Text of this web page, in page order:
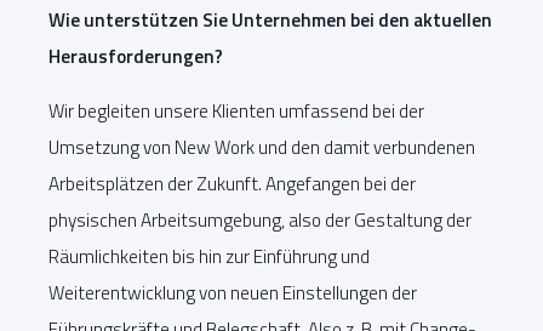
Wie unterstützen Sie Unternehmen bei den aktuellen
Herausforderungen?
Wir begleiten unsere Klienten umfassend bei der
Umsetzung von New Work und den damit verbundenen
Arbeitsplätzen der Zukunft. Angefangen bei der
physischen Arbeitsumgebung, also der Gestaltung der
Räumlichkeiten bis hin zur Einführung und
Weiterentwicklung von neuen Einstellungen der